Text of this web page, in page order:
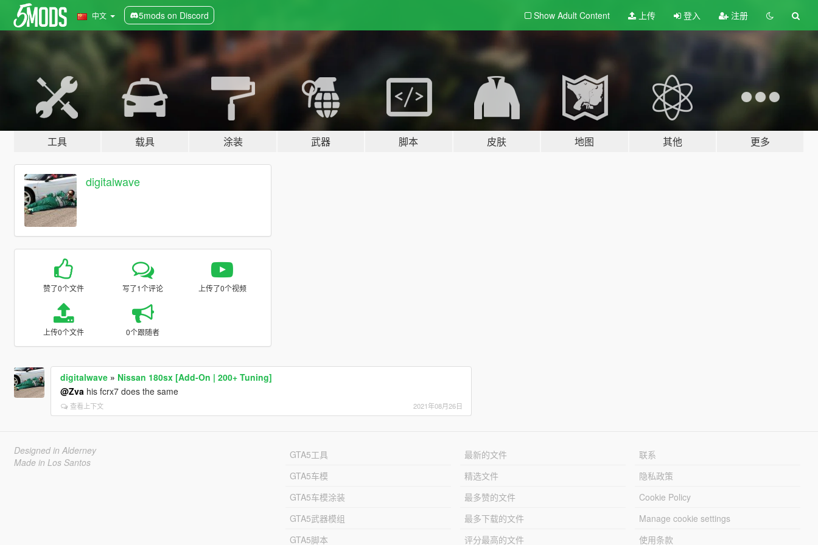
中文 5mods on Discord Show Adult Content 上传 登入 注册
工具 载具 涂装 武器 脚本 皮肤 地图 其他 更多
digitalwave
赞了0个文件 写了1个评论 上传了0个视频
上传0个文件 0个跟随者
digitalwave» Nissan 180sx [Add-On | 200+ Tuning]
@Zva his fcrx7 does the same
查看上下文 2021年08月26日
Designed in Alderney
Made in Los Santos
GTA5工具
GTA5车模
GTA5车模涂装
GTA5武器模组
GTA5脚本
最新的文件
精选文件
最多赞的文件
最多下载的文件
评分最高的文件
联系
隐私政策
Cookie Policy
Manage cookie settings
使用条款